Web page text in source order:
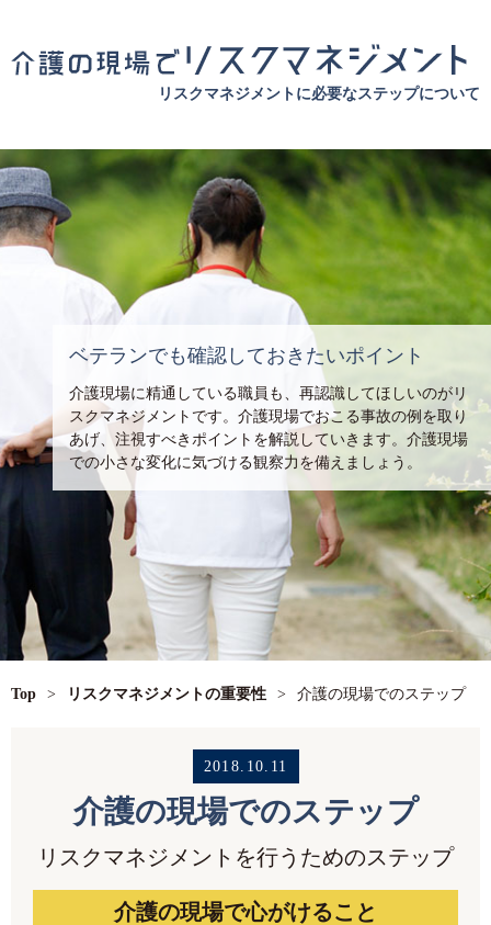
リスクマネジメントに必要なステップについて
ベテランでも確認しておきたいポイント
介護現場に精通している職員も、再認識してほしいのがリ
スクマネジメントです。介護現場でおこる事故の例を取り
あげ、注視すべきポイントを解説していきます。介護現場
での小さな変化に気づける観察力を備えましょう。
Top > リスクマネジメントの重要性 > 介護の現場でのステップ
2018.10.11
介護の現場でのステップ
リスクマネジメントを行うためのステップ
介護の現場で心がけること